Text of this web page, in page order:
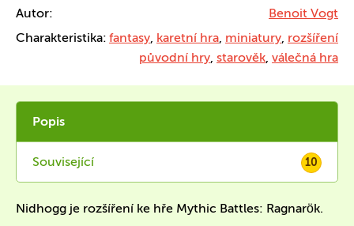
Autor:
Benoit Vogt
Charakteristika: fantasy, karetní hra, miniatury, rozšíření
původní hry, starověk, válečná hra
Popis
Související 10
Nidhogg je rozšíření ke hře Mythic Battles: Ragnarök.